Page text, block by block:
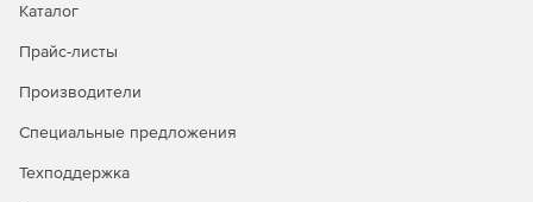
Каталог
Прайс-листы
Производители
Специальные предложения
Техподдержка